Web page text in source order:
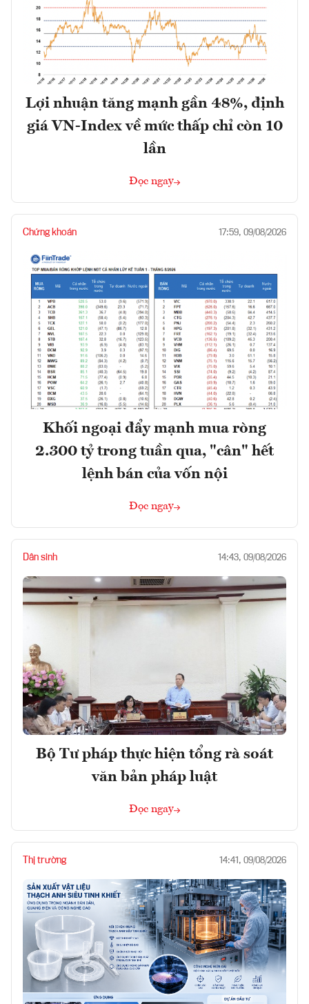
Lợi nhuận tăng mạnh gần 48%, định
giá VN-Index về mức thấp chỉ còn 10
lần
Đọc ngay
Chứng khoán 17:59, 09/08/2026
Khối ngoại đẩy mạnh mua ròng
2.300 tỷ trong tuần qua, "cân" hết
lệnh bán của vốn nội
Đọc ngay
Dân sinh 14:43, 09/08/2026
Bộ Tư pháp thực hiện tổng rà soát
văn bản pháp luật
Đọc ngay
Thị trường 14:41, 09/08/2026